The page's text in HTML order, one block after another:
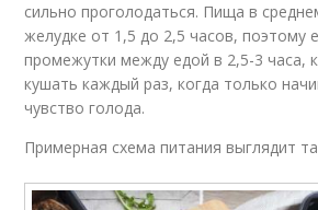
сильно проголодаться. Пища в
желудке от 1,5 до 2,5 часов, поэтому
промежутки между едой в 2,5-3 часа,
кушать каждый раз, когда только
чувство голода.
Примерная схема питания выглядит